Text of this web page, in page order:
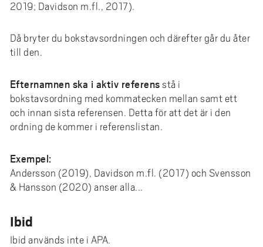
2019; Davidson m.fl., 2017).
Då bryter du bokstavsordningen och därefter går du åter
till den.
Efternamnen ska i aktiv referens stå i
bokstavsordning med kommatecken mellan samt ett
och innan sista referensen. Detta för att det är i den
ordning de kommer i referenslistan.
Exempel:
Andersson (2019), Davidson m.fl. (2017) och Svensson
& Hansson (2020) anser alla...
Ibid
Ibid används inte i APA.